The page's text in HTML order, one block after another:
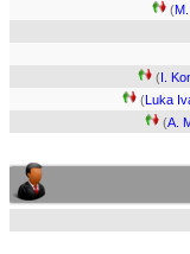
(
(I.
(Luka
(A.